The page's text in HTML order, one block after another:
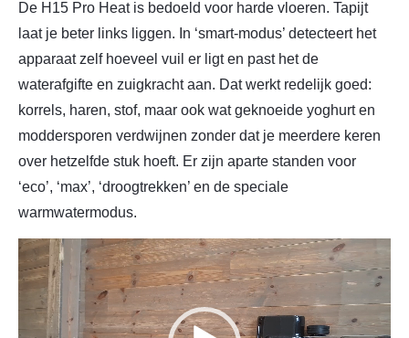
De H15 Pro Heat is bedoeld voor harde vloeren. Tapijt
laat je beter links liggen. In ‘smart-modus’ detecteert het
apparaat zelf hoeveel vuil er ligt en past het de
waterafgifte en zuigkracht aan. Dat werkt redelijk goed:
korrels, haren, stof, maar ook wat geknoeide yoghurt en
moddersporen verdwijnen zonder dat je meerdere keren
over hetzelfde stuk hoeft. Er zijn aparte standen voor
‘eco’, ‘max’, ‘droogtrekken’ en de speciale
warmwatermodus.
Videospeler